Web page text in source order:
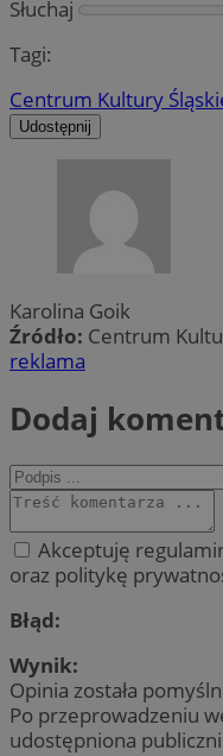
Słuchaj
Tagi:
Centrum Kultury
Udostępnij
Karolina Goik
Źródło: Centrum
reklama
Dodaj
Akceptuję
oraz politykę
Błąd:
Wynik:
Opinia została
Po przeprowadzeniu
udostępniona